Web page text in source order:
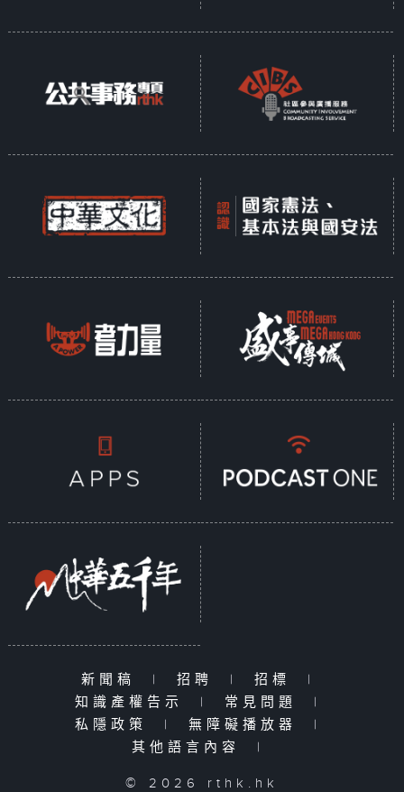
新聞稿 | 招聘 | 招標
|
知識產權告示
| 常見問題
|
私隱政策
| 無障礙播放器
|
其他語言內容
|
© 2026 rthk.hk